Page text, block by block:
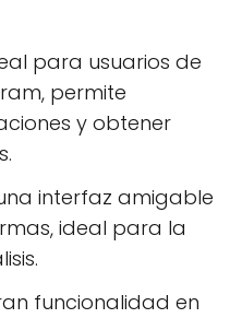
para usuarios de
permite
y obtener
interfaz amigable
ideal para la
funcionalidad en